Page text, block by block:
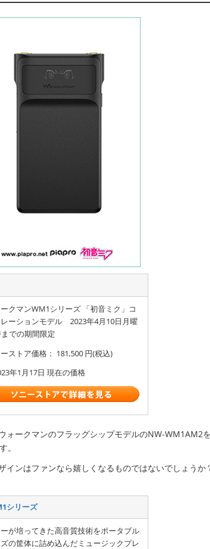
クマンWM1シリーズ 「初音ミク」コ
ーションモデル 2023年4月10日月曜
での期間限定
ストア価格： 181,500 円(税込)
年1月17日 現在の価格
ォークマンのフラッグシップモデルのNW-WM1AM2
。
ンはファンなら嬉しくなるものではないでしょうか
シリーズ
が培ってきた高音質技術をポータブル
の筐体に詰め込んだミュージックプレ